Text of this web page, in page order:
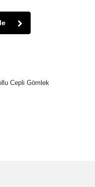
Cepli Gömlek